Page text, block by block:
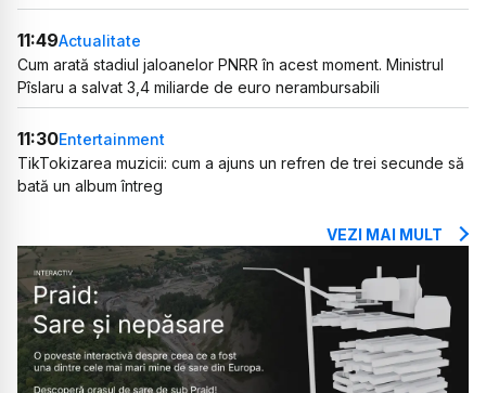
11:49Actualitate
Cum arată stadiul jaloanelor PNRR în acest moment. Ministrul
Pîslaru a salvat 3,4 miliarde de euro nerambursabili
11:30Entertainment
TikTokizarea muzicii: cum a ajuns un refren de trei secunde să
bată un album întreg
VEZI MAI MULT